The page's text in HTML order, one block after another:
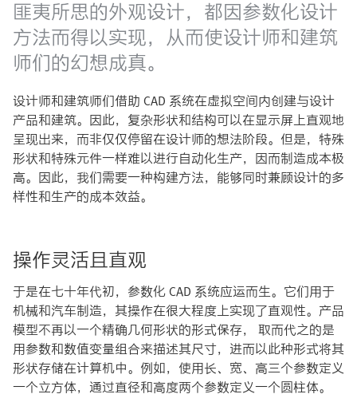
匪夷所思的外观设计，都因参数化设计
方法而得以实现，从而使设计师和建筑
师们的幻想成真。
设计师和建筑师们借助 CAD 系统在虚拟空间内创建与设计
产品和建筑。因此，复杂形状和结构可以在显示屏上直观地
呈现出来，而非仅仅停留在设计师的想法阶段。但是，特殊
形状和特殊元件一样难以进行自动化生产，因而制造成本极
高。因此，我们需要一种构建方法，能够同时兼顾设计的多
样性和生产的成本效益。
操作灵活且直观
于是在七十年代初，参数化 CAD 系统应运而生。它们用于
机械和汽车制造，其操作在很大程度上实现了直观性。产品
模型不再以一个精确几何形状的形式保存， 取而代之的是
用参数和数值变量组合来描述其尺寸，进而以此种形式将其
形状存储在计算机中。例如，使用长、宽、高三个参数定义
一个立方体，通过直径和高度两个参数定义一个圆柱体。